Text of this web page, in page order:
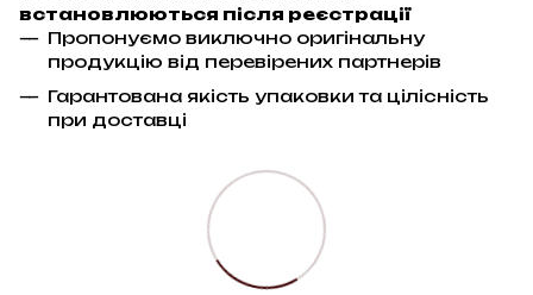
встановлюються після реєстрації
Пропонуємо виключно оригінальну
продукцію від перевірених партнерів
Гарантована якість упаковки та цілісність
при доставці